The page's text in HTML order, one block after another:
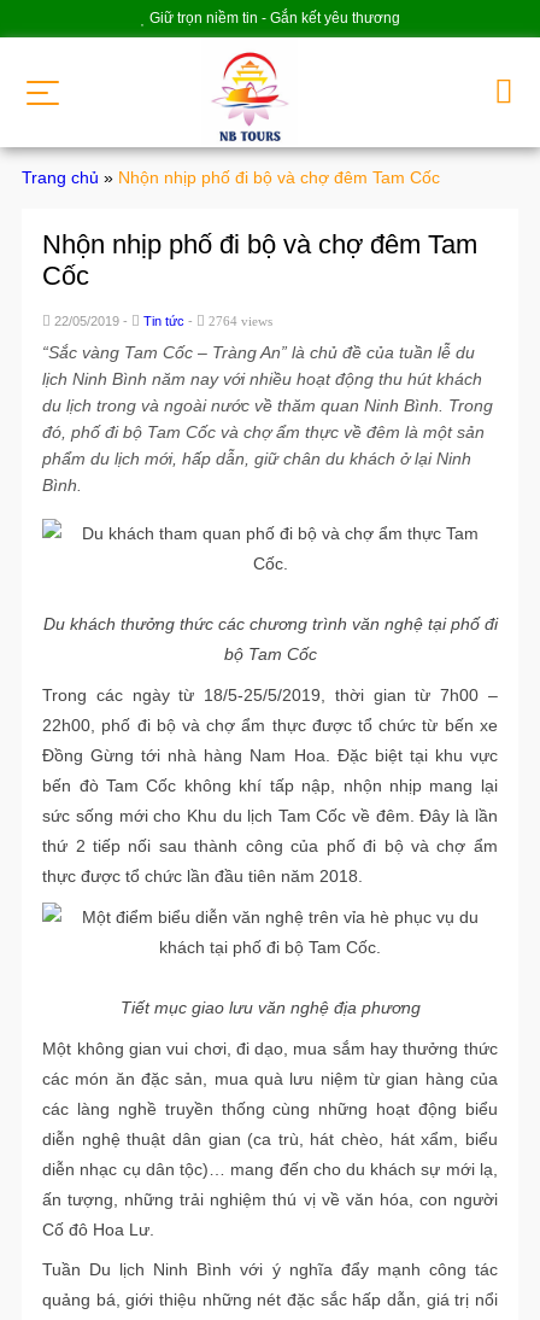
Giữ trọn niềm tin - Gắn kết yêu thương
Trang chủ » Nhộn nhịp phố đi bộ và chợ đêm Tam Cốc
Nhộn nhịp phố đi bộ và chợ đêm Tam
Cốc
22/05/2019 - Tin tức - 2764 views
“Sắc vàng Tam Cốc – Tràng An” là chủ đề của tuần lễ du
lịch Ninh Bình năm nay với nhiều hoạt động thu hút khách
du lịch trong và ngoài nước về thăm quan Ninh Bình. Trong
đó, phố đi bộ Tam Cốc và chợ ẩm thực về đêm là một sản
phẩm du lịch mới, hấp dẫn, giữ chân du khách ở lại Ninh
Bình.
Du khách thưởng thức các chương trình văn nghệ tại phố đi
bộ Tam Cốc
Trong các ngày từ 18/5-25/5/2019, thời gian từ 7h00 –
22h00, phố đi bộ và chợ ẩm thực được tổ chức từ bến xe
Đồng Gừng tới nhà hàng Nam Hoa. Đặc biệt tại khu vực
bến đò Tam Cốc không khí tấp nập, nhộn nhịp mang lại
sức sống mới cho Khu du lịch Tam Cốc về đêm. Đây là lần
thứ 2 tiếp nối sau thành công của phố đi bộ và chợ ẩm
thực được tổ chức lần đầu tiên năm 2018.
Tiết mục giao lưu văn nghệ địa phương
Một không gian vui chơi, đi dạo, mua sắm hay thưởng thức
các món ăn đặc sản, mua quà lưu niệm từ gian hàng của
các làng nghề truyền thống cùng những hoạt động biểu
diễn nghệ thuật dân gian (ca trù, hát chèo, hát xẩm, biểu
diễn nhạc cụ dân tộc)… mang đến cho du khách sự mới lạ,
ấn tượng, những trải nghiệm thú vị về văn hóa, con người
Cố đô Hoa Lư.
Tuần Du lịch Ninh Bình với ý nghĩa đẩy mạnh công tác
quảng bá, giới thiệu những nét đặc sắc hấp dẫn, giá trị nổi